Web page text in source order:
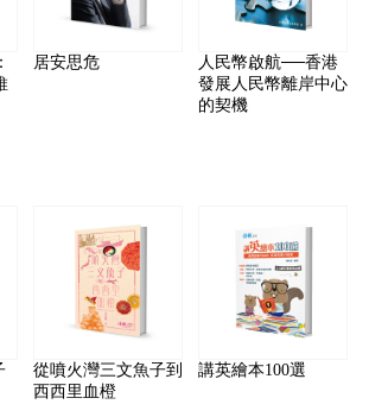
居安思危
人民幣啟航──香港
發展人民幣離岸中心
的契機
從噴火灣三文魚子到
西西里血橙
講英繪本100選